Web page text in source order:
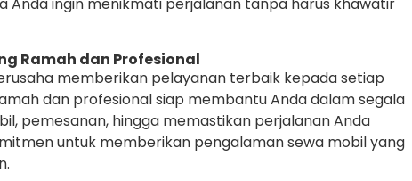
Anda ingin menikmati perjalanan tanpa harus khawatir
Ramah dan Profesional
memberikan pelayanan terbaik kepada setiap
dan profesional siap membantu Anda dalam segala
pemesanan, hingga memastikan perjalanan Anda
untuk memberikan pengalaman sewa mobil yang